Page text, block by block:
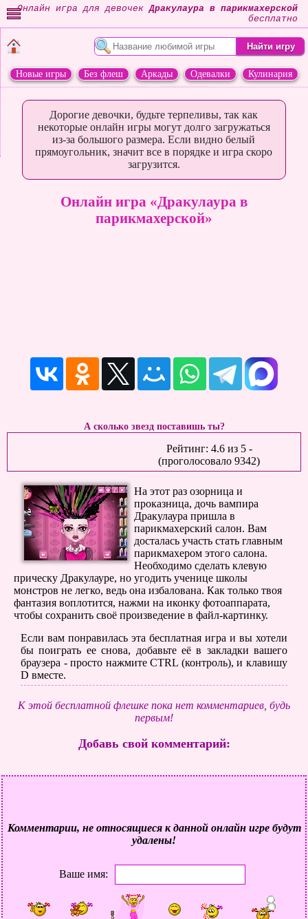
Онлайн игра для девочекДракулаура в парикмахерской
бесплатно
Новые игры Без флеш Аркады Одевалки
Кулинария
Дорогие девочки, будьте терпеливы, так как
некоторые онлайн игры могут долго загружаться
из-за большого размера. Если видно белый
прямоугольник, значит все в порядке и игра скоро
загрузится.
Онлайн игра «Дракулаура в
парикмахерской»
А сколько звезд поставишь ты?
Рейтинг: 4.6из 5-
(проголосовало 9342)
На этот раз озорница и
проказница, дочь вампира
Дракулаура пришла в
парикмахерский салон. Вам
досталась участь стать главным
парикмахером этого салона.
Необходимо сделать клевую
прическу Дракулауре, но угодить ученице школы
монстров не легко, ведь она избалована. Как только твоя
фантазия воплотится, нажми на иконку фотоаппарата,
чтобы сохранить своё произведение в файл-картинку.
Если вам понравилась эта бесплатная игра и вы хотели
бы поиграть ее снова, добавьте её в закладки вашего
браузера - просто нажмите CTRL (контроль), и клавишу
D вместе.
К этой бесплатной флешке пока нет комментариев, будь
первым!
Добавь свой комментарий:
Комментарии, не относящиеся к данной онлайн игре будут
удалены!
Ваше имя: